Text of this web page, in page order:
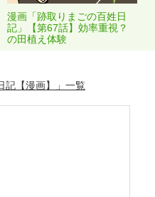
漫画「跡取りまごの百姓日
記」【第67話】効率重視？
の田植え体験
記【漫画】」